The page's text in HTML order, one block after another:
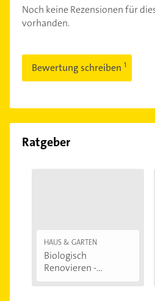
Noch keine Rezensionen für
vorhanden.
Bewertung schreiben
Ratgeber
HAUS & GARTEN
Biologisch
Renovieren -